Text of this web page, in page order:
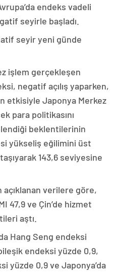
endeks vadeli
seyirle başladı.
seyir yeni günde
işlem gerçekleşen
negatif açılış yaparken,
etkisiyle Japonya Merkez
para politikasını
beklentilerinin
yükseliş eğilimini üst
143,6 seviyesine
verilere göre,
47,9 ve Çin’de hizmet
aştı.
Hang Seng endeksi
endeksi yüzde 0,9,
yüzde 0,9 ve Japonya’da